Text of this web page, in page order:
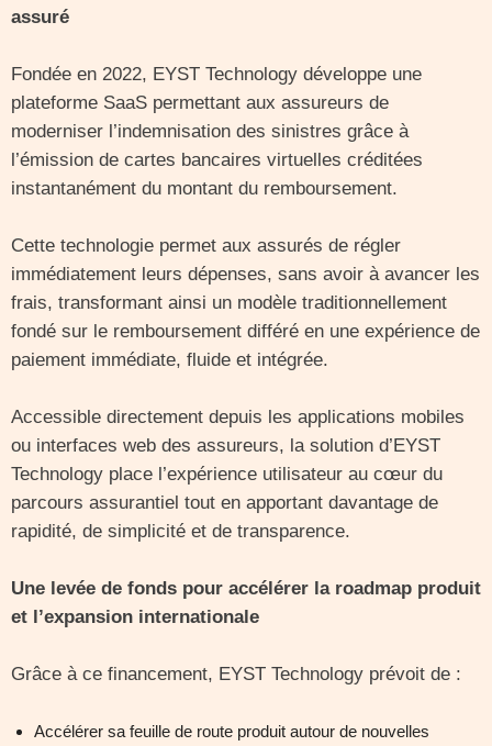
assuré
Fondée en 2022, EYST Technology développe une
plateforme SaaS permettant aux assureurs de
moderniser l’indemnisation des sinistres grâce à
l’émission de cartes bancaires virtuelles créditées
instantanément du montant du remboursement.
Cette technologie permet aux assurés de régler
immédiatement leurs dépenses, sans avoir à avancer les
frais, transformant ainsi un modèle traditionnellement
fondé sur le remboursement différé en une expérience de
paiement immédiate, fluide et intégrée.
Accessible directement depuis les applications mobiles
ou interfaces web des assureurs, la solution d’EYST
Technology place l’expérience utilisateur au cœur du
parcours assurantiel tout en apportant davantage de
rapidité, de simplicité et de transparence.
Une levée de fonds pour accélérer la roadmap produit
et l’expansion internationale
Grâce à ce financement, EYST Technology prévoit de :
Accélérer sa feuille de route produit autour de nouvelles